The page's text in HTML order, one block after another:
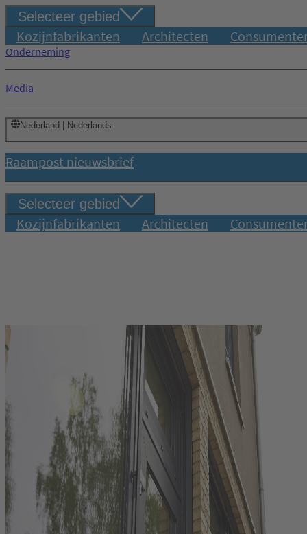
Selecteer gebied
Kozijnfabrikanten Architecten
Onderneming
Media
Nederland | Nederlands
Raampost nieuwsbrief
Selecteer gebied
Kozijnfabrikanten Architecten